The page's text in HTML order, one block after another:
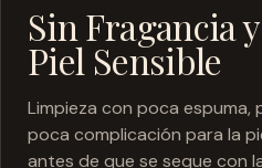
Sin Fragancia y
Piel Sensible
Limpieza con poca espuma,
poca complicación para la
antes de que se seque con